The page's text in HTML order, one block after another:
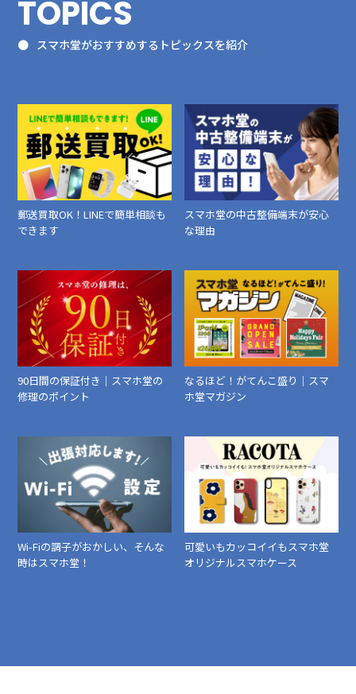
TOPICS
スマホ堂がおすすめするトピックスを紹介
郵送買取OK！LINEで簡単相談も
できます
スマホ堂の中古整備端末が安心
な理由
90日間の保証付き｜スマホ堂の
修理のポイント
なるほど！がてんこ盛り｜スマ
ホ堂マガジン
Wi-Fiの調子がおかしい、そんな
時はスマホ堂！
可愛いもカッコイイもスマホ堂
オリジナルスマホケース